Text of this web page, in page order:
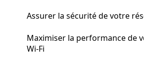
Assurer la sécurité de votre
Maximiser la performance de
Wi-Fi